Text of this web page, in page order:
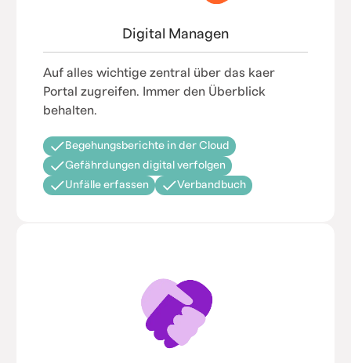
Digital Managen
Auf alles wichtige zentral über das kaer
Portal zugreifen. Immer den Überblick
behalten.
Begehungsberichte in der Cloud
Gefährdungen digital verfolgen
Unfälle erfassen
Verbandbuch